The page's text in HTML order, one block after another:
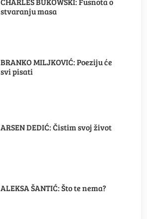
stvaranju masa
BRANKO MILJKOVIĆ: Poeziju će
svi pisati
ARSEN DEDIĆ: Čistim svoj život
ALEKSA ŠANTIĆ: Što te nema?